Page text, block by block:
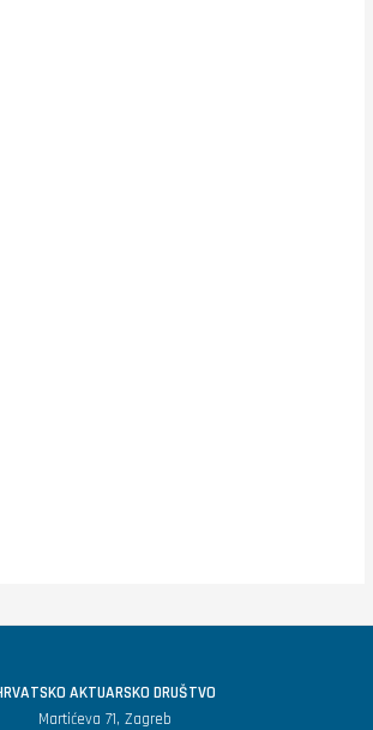
AKTUARSKO DRUŠTVO
Martićeva 71, Zagreb